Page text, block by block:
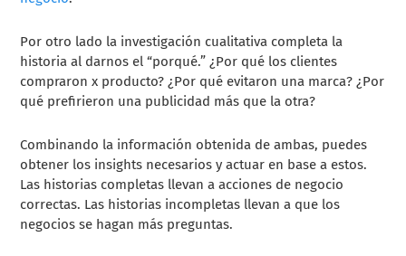
Por otro lado la investigación cualitativa completa la
historia al darnos el “porqué.” ¿Por qué los clientes
compraron x producto? ¿Por qué evitaron una marca? ¿Por
qué prefirieron una publicidad más que la otra?
Combinando la información obtenida de ambas, puedes
obtener los insights necesarios y actuar en base a estos.
Las historias completas llevan a acciones de negocio
correctas. Las historias incompletas llevan a que los
negocios se hagan más preguntas.